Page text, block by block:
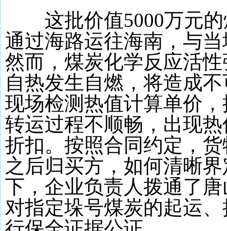
这批价值5000万元的
通过海路运往海南，与
然而，煤炭化学反应活
自热发生自燃，将造成
现场检测热值计算单价
转运过程不顺畅，出现
折扣。按照合同约定，
之后归买方，如何清晰
下，企业负责人拨通了
对指定垛号煤炭的起运